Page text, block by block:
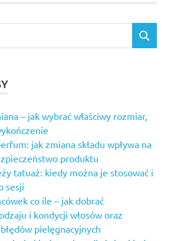
– jak wybrać właściwy rozmiar,
jak zmiana składu wpływa na
produktu
tatuaż: kiedy można je stosować i
sesji
co ile – jak dobrać
i kondycji włosów oraz
pielęgnacyjnych